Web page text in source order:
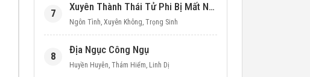
7
Xuyên Thành Thái Tử Phi Bị Mất Nước
Ngôn Tình, Xuyên Không, Trọng Sinh
8
Địa Ngục Công Ngụ
Huyền Huyễn, Thám Hiểm, Linh Dị